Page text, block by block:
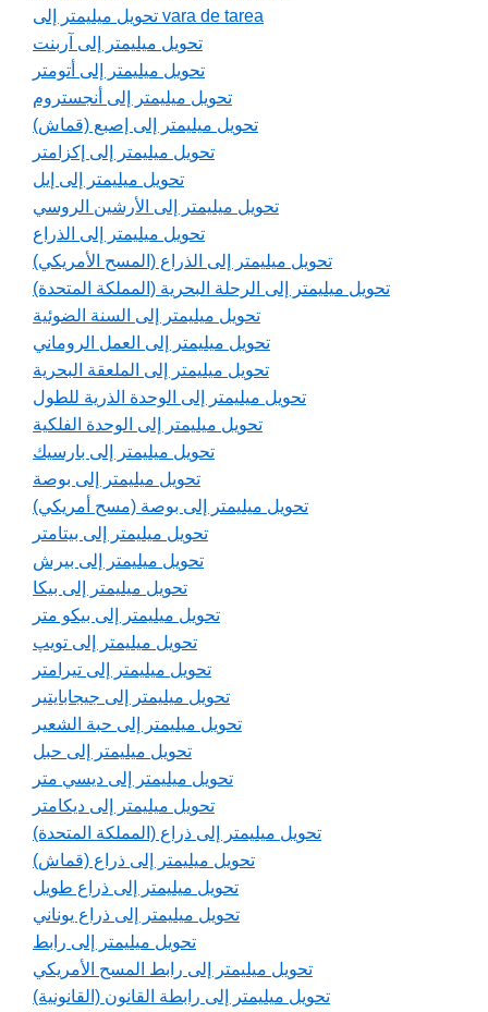
تحويل ميليمتر إلى vara de tarea
تحويل ميليمتر إلى آربنت
تحويل ميليمتر إلى أتومتر
تحويل ميليمتر إلى أنجستروم
تحويل ميليمتر إلى إصبع (قماش)
تحويل ميليمتر إلى إكزامتر
تحويل ميليمتر إلى إيل
تحويل ميليمتر إلى الأرشين الروسي
تحويل ميليمتر إلى الذراع
تحويل ميليمتر إلى الذراع (المسح الأمريكي)
تحويل ميليمتر إلى الرحلة البحرية (المملكة المتحدة)
تحويل ميليمتر إلى السنة الضوئية
تحويل ميليمتر إلى العمل الروماني
تحويل ميليمتر إلى الملعقة البحرية
تحويل ميليمتر إلى الوحدة الذرية للطول
تحويل ميليمتر إلى الوحدة الفلكية
تحويل ميليمتر إلى بارسيك
تحويل ميليمتر إلى بوصة
تحويل ميليمتر إلى بوصة (مسح أمريكي)
تحويل ميليمتر إلى بيتامتر
تحويل ميليمتر إلى بيرش
تحويل ميليمتر إلى بيكا
تحويل ميليمتر إلى بيكو متر
تحويل ميليمتر إلى تويپ
تحويل ميليمتر إلى تيرامتر
تحويل ميليمتر إلى جيجابايتير
تحويل ميليمتر إلى حبة الشعير
تحويل ميليمتر إلى حبل
تحويل ميليمتر إلى ديسي متر
تحويل ميليمتر إلى ديكامتر
تحويل ميليمتر إلى ذراع (المملكة المتحدة)
تحويل ميليمتر إلى ذراع (قماش)
تحويل ميليمتر إلى ذراع طويل
تحويل ميليمتر إلى ذراع يوناني
تحويل ميليمتر إلى رابط
تحويل ميليمتر إلى رابط المسح الأمريكي
تحويل ميليمتر إلى رابطة القانون (القانونية)